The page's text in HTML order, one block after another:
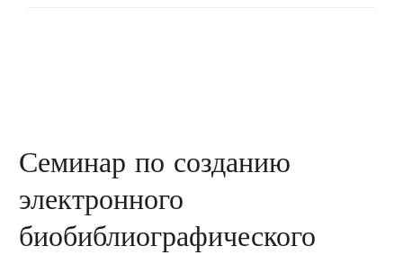
Семинар по созданию
электронного
биобиблиографического